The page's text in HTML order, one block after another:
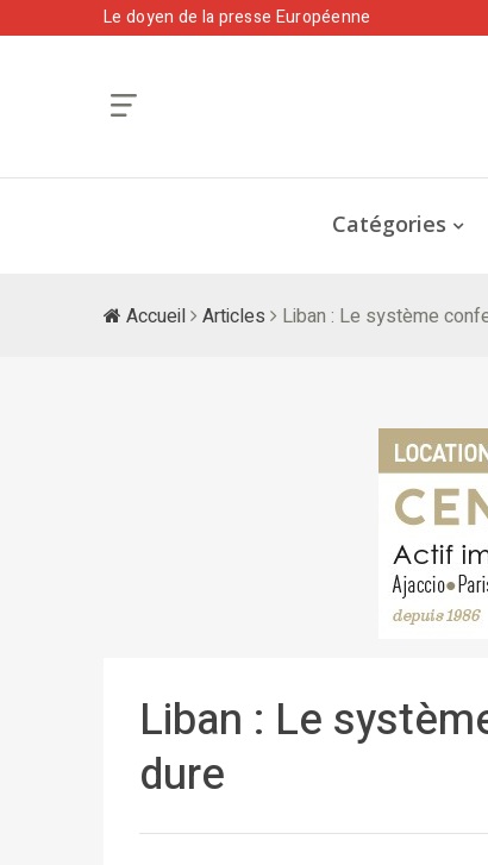
Le doyen de la presse Européenne
Catégories
Accueil Articles Liban : Le système
Liban : Le
dure